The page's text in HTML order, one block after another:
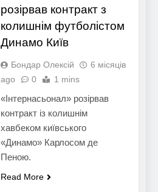
розірвав контракт з
колишнім футболістом
Динамо Київ
Бондар Олексій
6 місяців
ago
0 1 mins
«Інтернасьонал» розірвав
контракт із колишнім
хавбеком київського
«Динамо» Карлосом де
Пеною.
Read More